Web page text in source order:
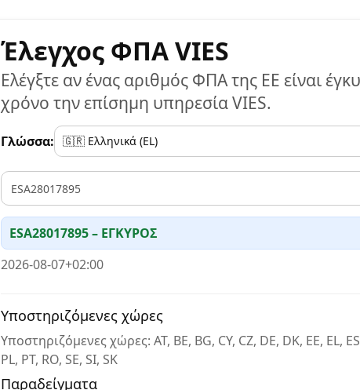
Έλεγχος ΦΠΑ VIES
Ελέγξτε αν ένας αριθμός ΦΠΑ της ΕΕ είναι
χρόνο την επίσημη υπηρεσία VIES.
Γλώσσα:
VAT
ESA28017895 – ΕΓΚΥΡΟΣ
2026-08-07+02:00
Υποστηριζόμενες χώρες
Υποστηριζόμενες χώρες: AT, BE, BG, CY, CZ, DE, DK, EE, EL,
PL, PT, RO, SE, SI, SK
Παραδείγματα